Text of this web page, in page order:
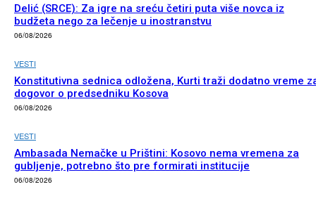
Delić (SRCE): Za igre na sreću četiri puta više novca iz
budžeta nego za lečenje u inostranstvu
06/08/2026
VESTI
Konstitutivna sednica odložena, Kurti traži dodatno vreme
dogovor o predsedniku Kosova
06/08/2026
VESTI
Ambasada Nemačke u Prištini: Kosovo nema vremena za
gubljenje, potrebno što pre formirati institucije
06/08/2026